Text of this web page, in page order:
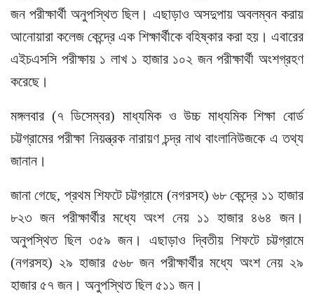
জন পরীক্ষার্থী অনুপস্থিত ছিল। এছাড়াও অসদুপায় অবলম্বন করায়
আনোয়ারা কলেজ কেন্দ্রে এক শিক্ষার্থীকে বহিষ্কার করা হয়। এবারের
এইচএসসি পরীক্ষায় ১ লাখ ১ হাজার ১০২ জন পরীক্ষার্থী অংশগ্রহণ
করেছে।
মঙ্গলবার (৭ ডিসেম্বর) মাধ্যমিক ও উচ্চ মাধ্যমিক শিক্ষা বোর্ড
চট্টগ্রামের পরীক্ষা নিয়ন্ত্রক নারায়ণ চন্দ্র নাথ বাংলানিউজকে এ তথ্য
জানান।
জানা গেছে, প্রথম শিফটে চট্টগ্রামে (নগরসহ) ৬৮ কেন্দ্রে ১১ হাজার
৮২৩ জন পরীক্ষার্থীর মধ্যে অংশ নেয় ১১ হাজার ৪৬৪ জন।
অনুপস্থিত ছিল ৩৫৯ জন। এছাড়াও দ্বিতীয় শিফটে চট্টগ্রামে
(নগরসহ) ২৯ হাজার ৫৬৮ জন পরীক্ষার্থীর মধ্যে অংশ নেয় ২৯
হাজার ৫৭ জন। অনুপস্থিত ছিল ৫১১ জন।